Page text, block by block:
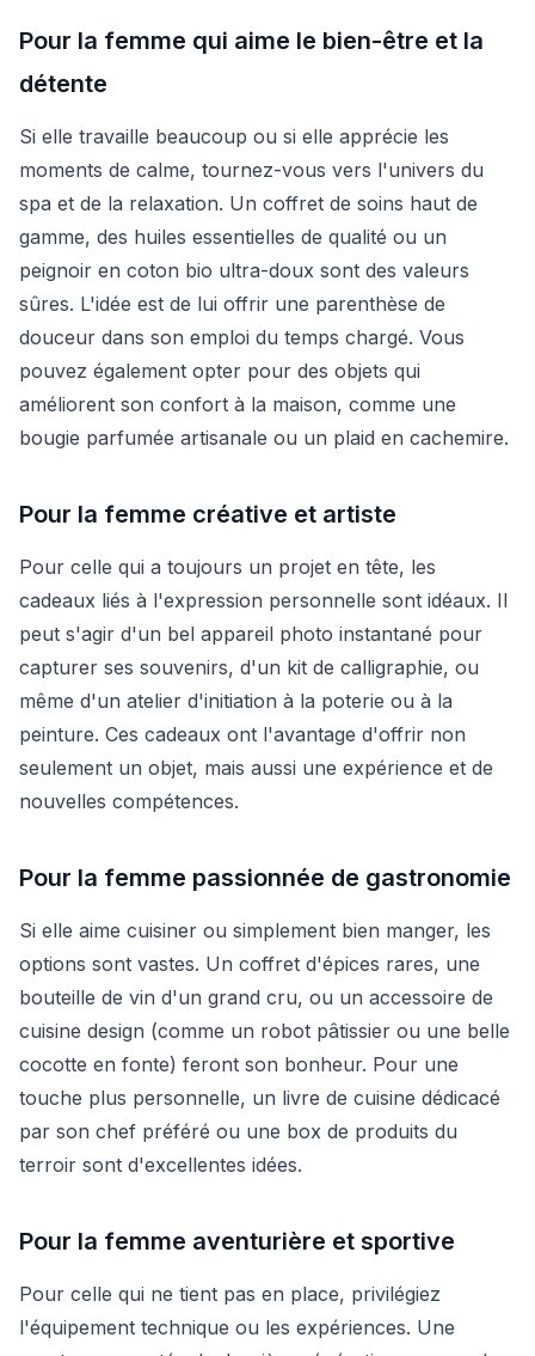
Pour la femme qui aime le bien-être et la
détente
Si elle travaille beaucoup ou si elle apprécie les
moments de calme, tournez-vous vers l'univers du
spa et de la relaxation. Un coffret de soins haut de
gamme, des huiles essentielles de qualité ou un
peignoir en coton bio ultra-doux sont des valeurs
sûres. L'idée est de lui offrir une parenthèse de
douceur dans son emploi du temps chargé. Vous
pouvez également opter pour des objets qui
améliorent son confort à la maison, comme une
bougie parfumée artisanale ou un plaid en cachemire.
Pour la femme créative et artiste
Pour celle qui a toujours un projet en tête, les
cadeaux liés à l'expression personnelle sont idéaux. Il
peut s'agir d'un bel appareil photo instantané pour
capturer ses souvenirs, d'un kit de calligraphie, ou
même d'un atelier d'initiation à la poterie ou à la
peinture. Ces cadeaux ont l'avantage d'offrir non
seulement un objet, mais aussi une expérience et de
nouvelles compétences.
Pour la femme passionnée de gastronomie
Si elle aime cuisiner ou simplement bien manger, les
options sont vastes. Un coffret d'épices rares, une
bouteille de vin d'un grand cru, ou un accessoire de
cuisine design (comme un robot pâtissier ou une belle
cocotte en fonte) feront son bonheur. Pour une
touche plus personnelle, un livre de cuisine dédicacé
par son chef préféré ou une box de produits du
terroir sont d'excellentes idées.
Pour la femme aventurière et sportive
Pour celle qui ne tient pas en place, privilégiez
l'équipement technique ou les expériences. Une